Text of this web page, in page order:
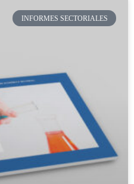
INFORMES SECTORIALES